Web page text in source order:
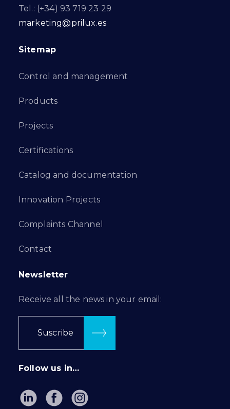
Tel.: (+34) 93 719 23 29
marketing@prilux.es
Sitemap
Control and management
Products
Projects
Certifications
Catalog and documentation
Innovation Projects
Complaints Channel
Contact
Newsletter
Receive all the news in your email:
Suscribe
Follow us in…